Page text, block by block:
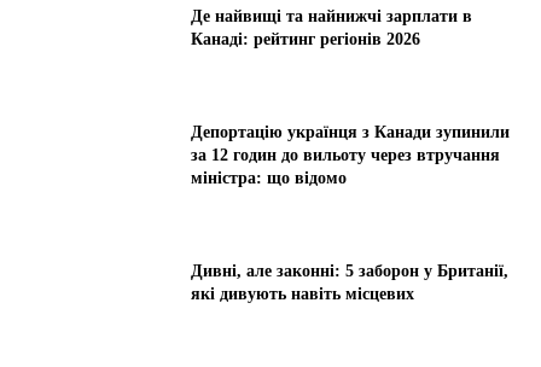
Де найвищі та найнижчі зарплати в
Канаді: рейтинг регіонів 2026
Депортацію українця з Канади зупинили
за 12 годин до вильоту через втручання
міністра: що відомо
Дивні, але законні: 5 заборон у Британії,
які дивують навіть місцевих